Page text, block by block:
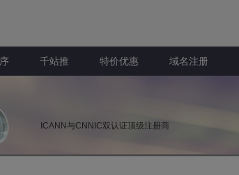
千站推 特价优惠 域名注册
ICANN与CNNIC双认证顶级注册商